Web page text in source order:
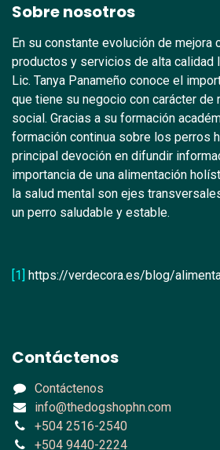
Sobre nosotros
En su constante evolución de mejora
productos y servicios de alta calidad
Lic. Tanya Panameño conoce el
que tiene su negocio con carácter de
social. Gracias a su formación
formación continua sobre los perros
principal devoción en difundir
importancia de una alimentación
la salud mental son ejes
un perro saludable y estable.
[1] https://verdecora.es/blog/
Contáctenos
Contáctenos
info@thedogshophn.com
+504 2516-2540
+504 9440-2224